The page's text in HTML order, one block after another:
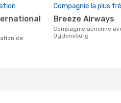
Compagnie la plus
Breeze Airways
Compagnie aérienne avec des vols pour
Ogdensburg